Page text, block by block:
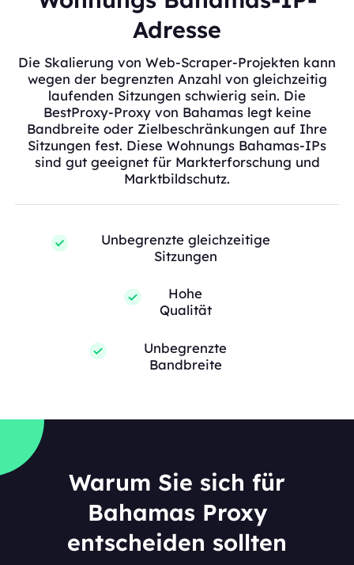
Adresse
Die Skalierung von Web-Scraper-Projekten kann
wegen der begrenzten Anzahl von gleichzeitig
laufenden Sitzungen schwierig sein. Die
BestProxy-Proxy von Bahamas legt keine
Bandbreite oder Zielbeschränkungen auf Ihre
Sitzungen fest. Diese Wohnungs Bahamas-IPs
sind gut geeignet für Markterforschung und
Marktbildschutz.
Unbegrenzte gleichzeitige
Sitzungen
Hohe
Qualität
Unbegrenzte
Bandbreite
Warum Sie sich für
Bahamas Proxy
entscheiden sollten